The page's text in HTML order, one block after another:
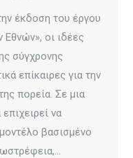
έκδοση του έργου
οι ιδέες
σύγχρονης
επίκαιρες για την
πορεία. Σε μια
να
βασισμένο